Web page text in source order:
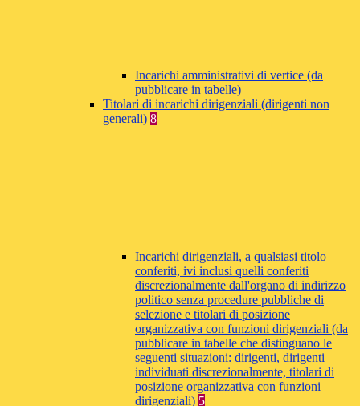
Incarichi amministrativi di vertice (da
pubblicare in tabelle)
Titolari di incarichi dirigenziali (dirigenti non
generali) 8
Incarichi dirigenziali, a qualsiasi titolo
conferiti, ivi inclusi quelli conferiti
discrezionalmente dall'organo di indirizzo
politico senza procedure pubbliche di
selezione e titolari di posizione
organizzativa con funzioni dirigenziali (da
pubblicare in tabelle che distinguano le
seguenti situazioni: dirigenti, dirigenti
individuati discrezionalmente, titolari di
posizione organizzativa con funzioni
dirigenziali) 5